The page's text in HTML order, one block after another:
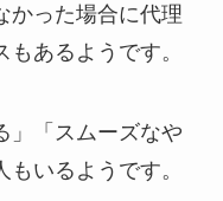
かった場合に代理
あるようです。
」「スムーズなや
いるようです。